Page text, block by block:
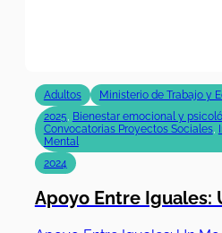
Adultos
Ministerio de Trabajo y
2025, Bienestar emocional y
Convocatorias Proyectos Sociales,
Mental
2024
Apoyo Entre Iguales: